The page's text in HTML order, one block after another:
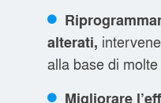
alterati,
alla base di
Migliorare